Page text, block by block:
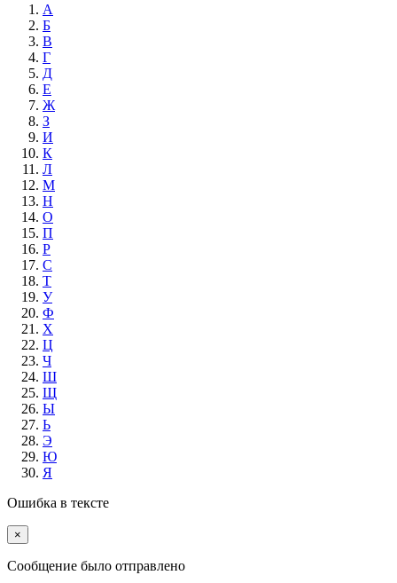
А
Б
В
Г
Д
Е
Ж
З
И
К
Л
М
Н
О
П
Р
С
Т
У
Ф
Х
Ц
Ч
Ш
Щ
Ы
Ь
Э
Ю
Я
Ошибка в тексте
×
Cообщение было отправлено